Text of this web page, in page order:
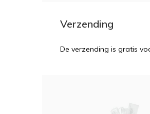
Verzending
De verzending is gratis